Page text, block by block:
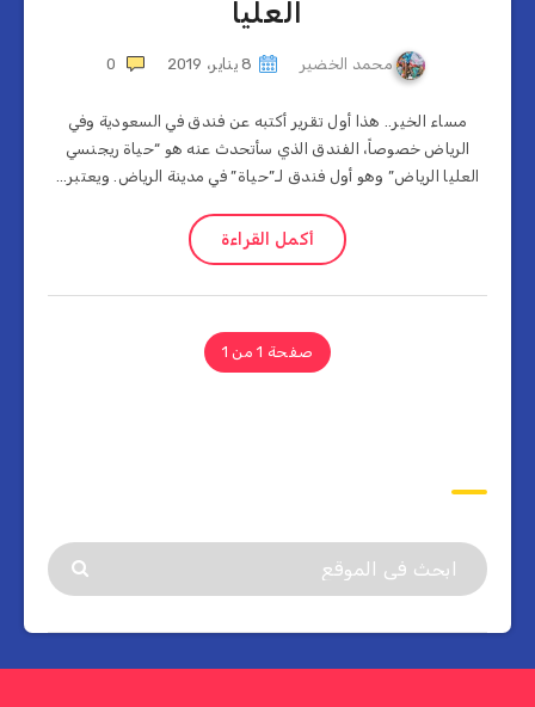
العليا
محمد الخضير 8 يناير، 2019 0
مساء الخير.. هذا أول تقرير أكتبه عن فندق في السعودية وفي
الرياض خصوصاً، الفندق الذي سأتحدث عنه هو “حياة ريجنسي
العليا الرياض” وهو أول فندق لـ”حياة” في مدينة الرياض. ويعتبر…
أكمل القراءة
صفحة 1 من 1